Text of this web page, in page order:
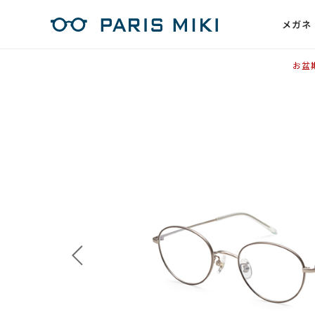
メガネ
お盆